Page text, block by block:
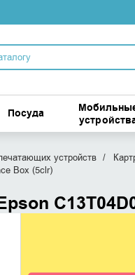
Посуда
устройств
Box (5clr)